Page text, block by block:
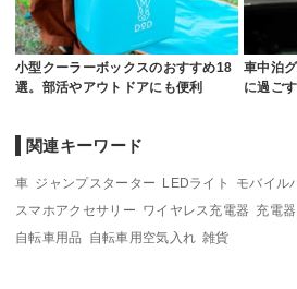
小型クーラーボックスのおすすめ18
選。部活やアウトドアにも便利
車中泊
に過ご
関連キーワード
車 ジャンプスターター LEDライト モバイル
スマホアクセサリー ワイヤレス充電器 充電器
自転車用品
自転車用空気入れ 雑貨